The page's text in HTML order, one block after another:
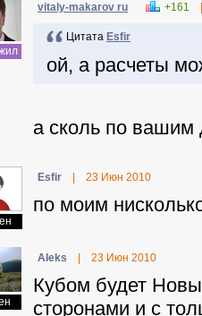
vitaly-makarov ru +161
Цитата Еsfir
ой, а расчеты
а сколь по
Еsfir 23 Июн 2010
по моим
Aleks 23 Июн 2010
Кубом будет
сторонами и с